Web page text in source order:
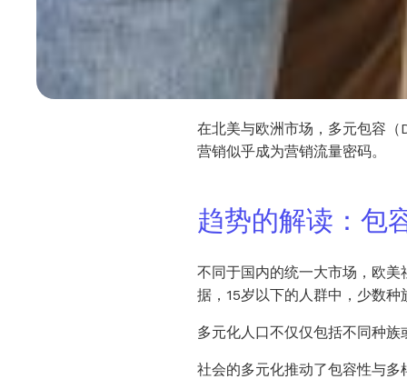
在北美与欧洲市场，多元包容
营销似乎成为营销流量密码。
趋势的解读：包
不同于国内的统一大市场，欧
据，15岁以下的人群中，少数
多元化人口不仅仅包括不同种
社会的多元化推动了包容性与